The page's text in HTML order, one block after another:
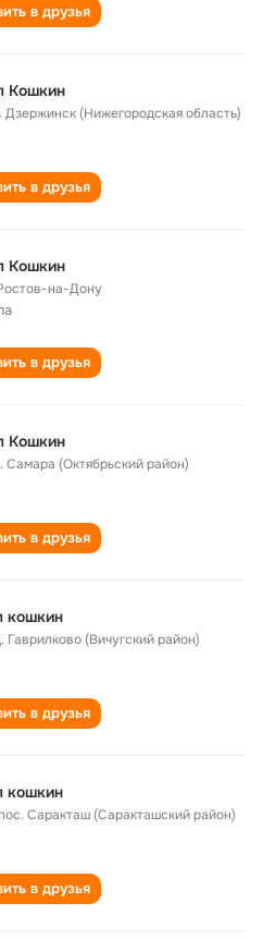
в друзья
Кошкин
Дзержинск (Нижегородская область)
в друзья
Кошкин
на-Дону
в друзья
Кошкин
Самара (Октябрьский район)
в друзья
кошкин
Гаврилково (Вичугский район)
в друзья
кошкин
Саракташ (Саракташский район)
в друзья